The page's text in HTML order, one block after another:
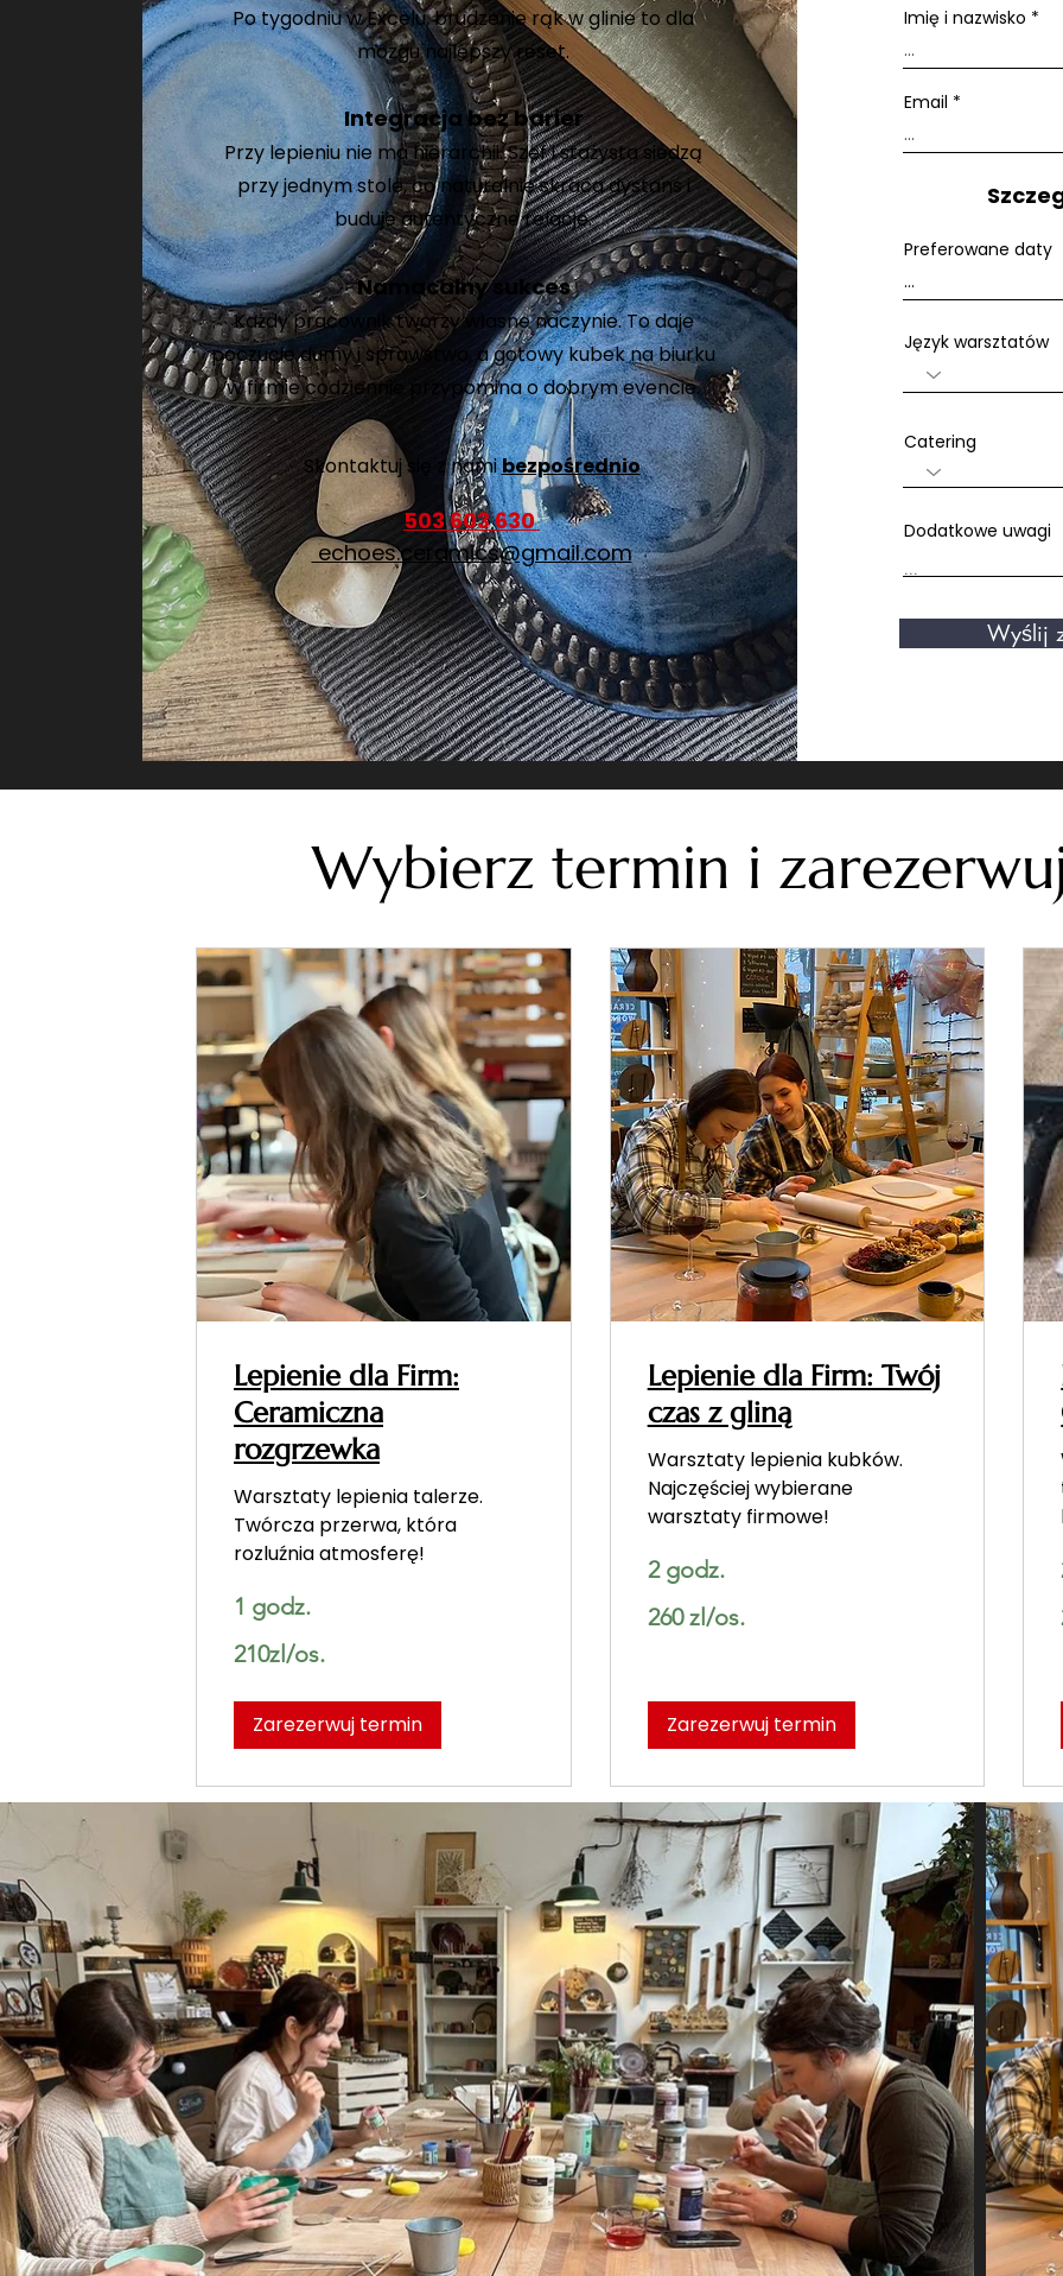
Po tygodniu w Excelu, brudzenie rąk w glinie to dla
mózgu najlepszy reset.
Integracja bez barier
Przy lepieniu nie ma hierarchii. Szef i stażysta siedzą
przy jednym stole, co naturalnie skraca dystans i
buduje autentyczne relacje.
Namacalny sukces
Każdy pracownik tworzy własne naczynie. To daje
poczucie dumy i sprawstwa, a gotowy kubek na biurku
w firmie codziennie przypomina o dobrym evencie.
Skontaktuj się z namibezpośrednio
503 603 630
echoes.ceramics@gmail.com
Imię i nazwisko
Email
Preferowane daty
Język warsztatów
Catering
Dodatkowe uwagi
Wyślij
Wybierz termin i
Lepienie dla Firm:
Ceramiczna
rozgrzewka
Warsztaty lepienia talerze.
Twórcza przerwa, która
rozluźnia atmosferę!
1 godz.
210zl/os.
Zarezerwuj termin
Lepienie dla Firm: Twój
czas z gliną
Warsztaty lepienia kubków.
Najczęściej wybierane
warsztaty firmowe!
2 godz.
zl/os.
260 zl/os.
Zarezerwuj termin